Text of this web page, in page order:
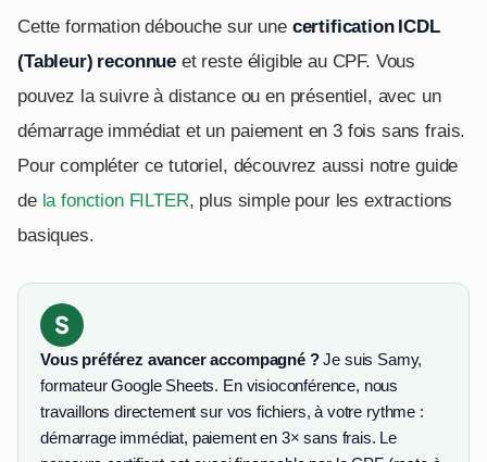
Cette formation débouche sur une certification ICDL
(Tableur) reconnue et reste éligible au CPF. Vous
pouvez la suivre à distance ou en présentiel, avec un
démarrage immédiat et un paiement en 3 fois sans frais.
Pour compléter ce tutoriel, découvrez aussi notre guide
de la fonction FILTER, plus simple pour les extractions
basiques.
S
Vous préférez avancer accompagné ?Je suis Samy,
formateur Google Sheets. En visioconférence, nous
travaillons directement sur vos fichiers, à votre rythme :
démarrage immédiat, paiement en 3× sans frais. Le